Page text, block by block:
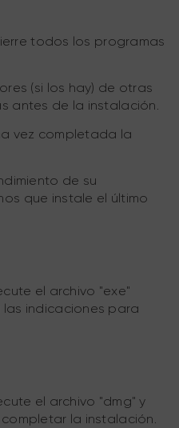
todos los programas
(si los hay) de otras
antes de la instalación.
vez completada la
de su
que instale el último
el archivo "exe"
indicaciones para
el archivo "dmg" y
la instalación.